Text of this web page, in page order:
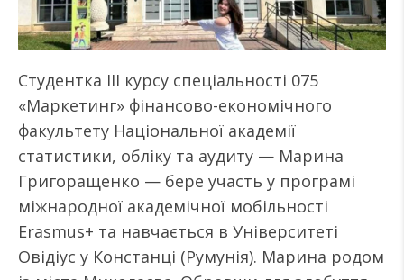
Студентка ІІІ курсу спеціальності 075
«Маркетинг» фінансово-економічного
факультету Національної академії
статистики, обліку та аудиту — Марина
Григоращенко — бере участь у програмі
міжнародної академічної мобільності
Erasmus+ та навчається в Університеті
Овідіус у Констанці (Румунія). Марина родом